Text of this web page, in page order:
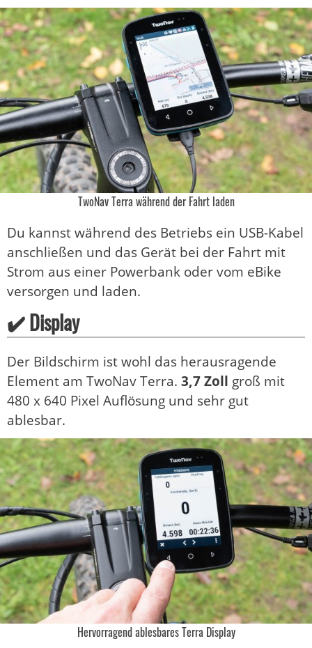
TwoNav Terra während der Fahrt laden
Du kannst während des Betriebs ein USB-Kabel
anschließen und das Gerät bei der Fahrt mit
Strom aus einer Powerbank oder vom eBike
versorgen und laden.
✔️ Display
Der Bildschirm ist wohl das herausragende
Element am TwoNav Terra. 3,7 Zoll groß mit
480 x 640 Pixel Auflösung und sehr gut
ablesbar.
Hervorragend ablesbares Terra Display